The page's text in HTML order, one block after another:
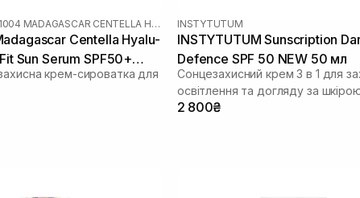
SKIN1004 MADAGASCAR CENTELLA HYALU-CICA
Centella Hyalu-
Sun Serum SPF50+
мл
крем-сироватка для
INSTYTUTUM
INSTYTUTUM Sunscription
Defence SPF 50 NEW 50 мл
Сонцезахисний крем 3 в 1 для
освітлення та догляду за
2 800₴